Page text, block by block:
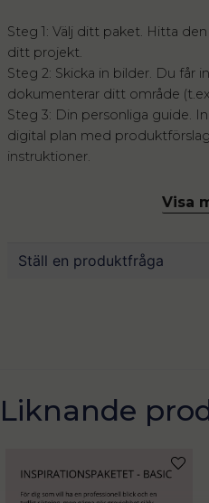
Steg 1: Välj ditt paket. Hitta
ditt projekt.
Steg 2: Skicka in bilder. Du får
dokumenterar ditt område
Steg 3: Din personliga guide.
digital plan med
instruktioner.
• En byrå
Visa
Ställ en produktfråga
name
Namn
Mejladress
Liknande